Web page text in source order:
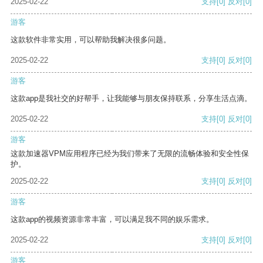
游客
这款软件非常实用，可以帮助我解决很多问题。
2025-02-22 支持[0] 反对[0]
游客
这款app是我社交的好帮手，让我能够与朋友保持联系，分享生活点滴。
2025-02-22 支持[0] 反对[0]
游客
这款加速器VPM应用程序已经为我们带来了无限的流畅体验和安全性保
护。
2025-02-22
支持[0] 反对[0]
游客
这款app的视频资源非常丰富，可以满足我不同的娱乐需求。
2025-02-22 支持[0] 反对[0]
游客